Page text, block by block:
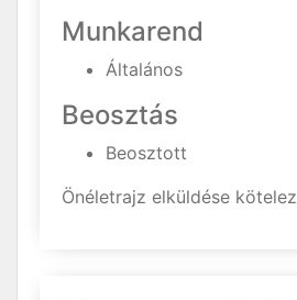
Munkarend
Általános
Beosztás
Beosztott
Önéletrajz elküldése